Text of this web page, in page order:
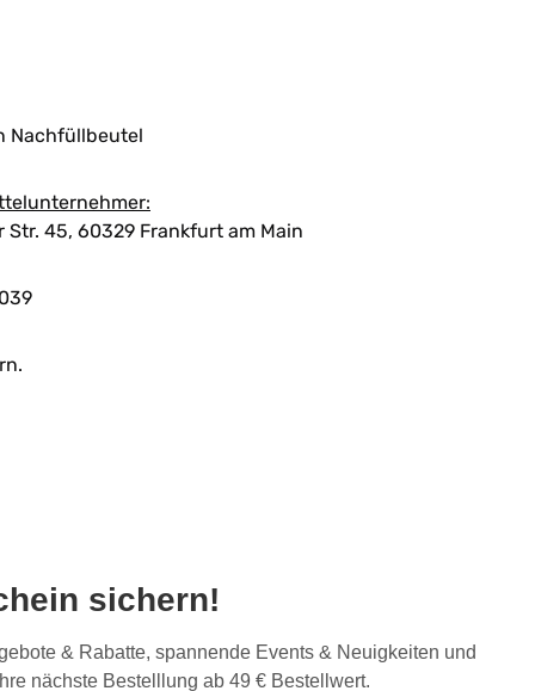
Nachfüllbeutel
Str. 45, 60329 Frankfurt am Main
sichern!
& Rabatte, spannende Events & Neuigkeiten und
nächste Bestelllung ab 49 € Bestellwert.